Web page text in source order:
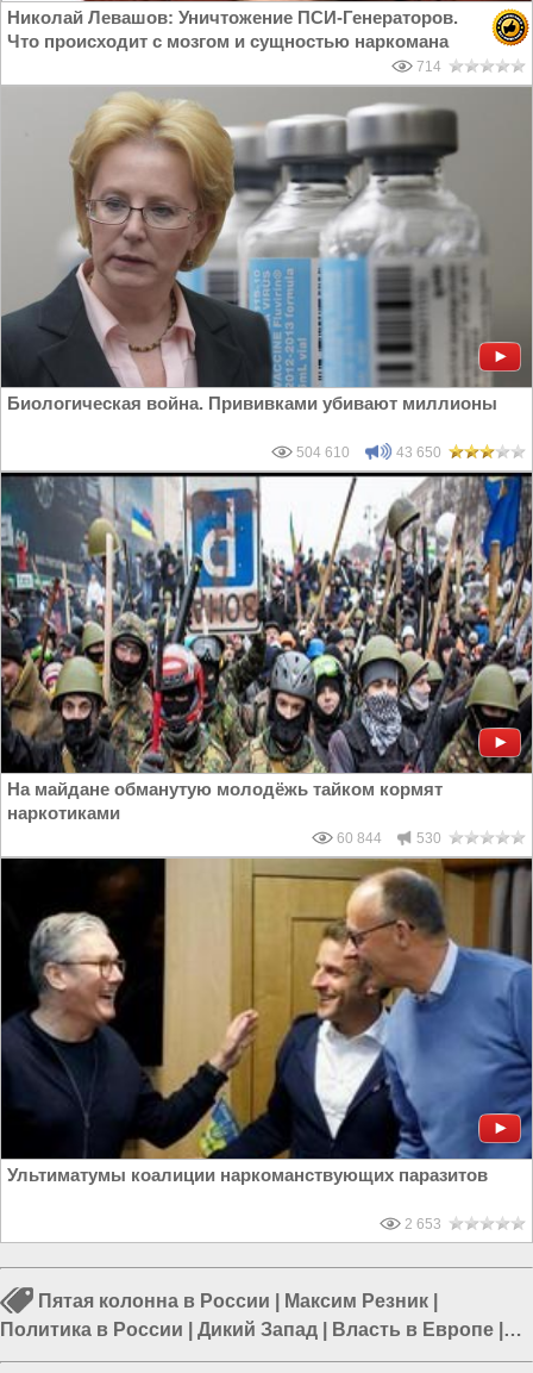
Николай Левашов: Уничтожение ПСИ-Генераторов.
Что происходит с мозгом и сущностью наркомана
714
Биологическая война. Прививками убивают миллионы
504 610 43 650
На майдане обманутую молодёжь тайком кормят
наркотиками
60 844 530
Ультиматумы коалиции наркоманствующих паразитов
2 653
Пятая колонна в России Максим Резник
Политика в России
Дикий Запад Власть в Европе
Депутаты в России|Политика в мире